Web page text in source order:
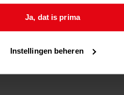
Ja, dat is prima
Instellingen beheren